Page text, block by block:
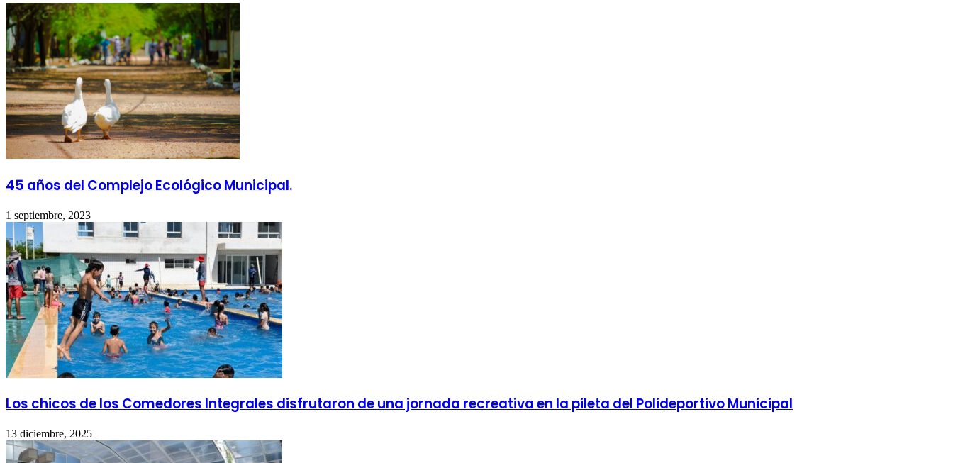
45 años del Complejo Ecológico Municipal.
1 septiembre, 2023
Los chicos de los Comedores Integrales disfrutaron de una jornada recreativa en la pileta del Polideportivo Municipal
13 diciembre, 2025